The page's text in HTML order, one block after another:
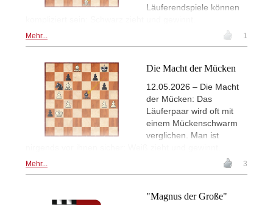
Läuferendspiele können
Mehr... 1
Die Macht der Mücken
12.05.2026 – Die Macht
der Mücken: Das
Läuferpaar wird oft mit
einem Mückenschwarm
verglichen. Man ist
Mehr... 3
"Magnus der Große"